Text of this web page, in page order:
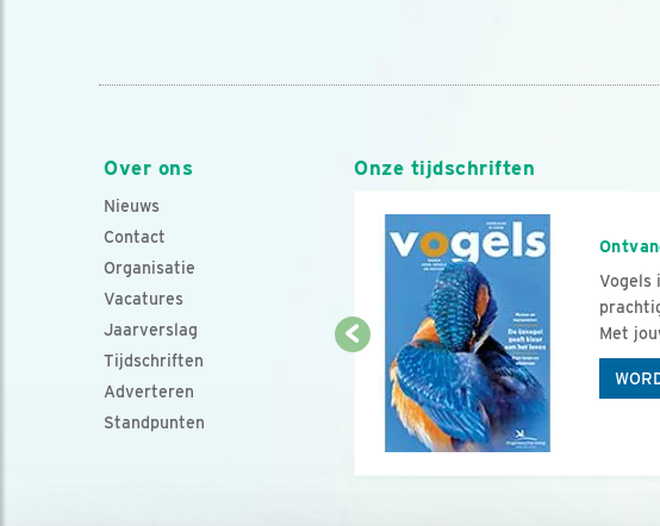
Over ons
Nieuws
Contact
Organisatie
Vacatures
Jaarverslag
Tijdschriften
Adverteren
Standpunten
Onze tijdschriften
Vogels
Met